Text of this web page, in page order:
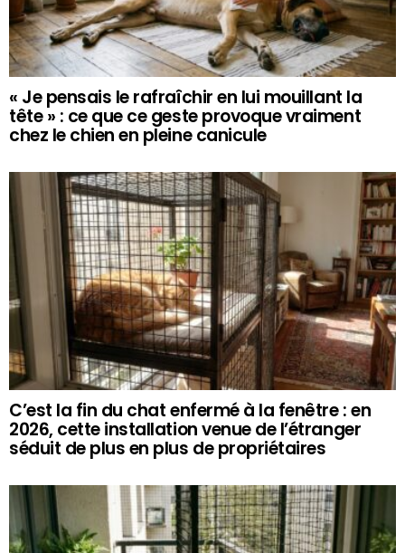
« Je pensais le rafraîchir en lui mouillant la
tête » : ce que ce geste provoque vraiment
chez le chien en pleine canicule
C’est la fin du chat enfermé à la fenêtre : en
2026, cette installation venue de l’étranger
séduit de plus en plus de propriétaires